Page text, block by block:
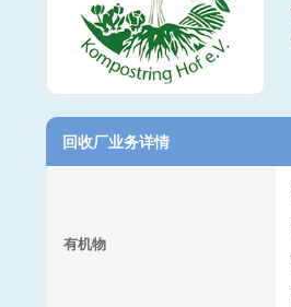
回收厂业务详情
有机物